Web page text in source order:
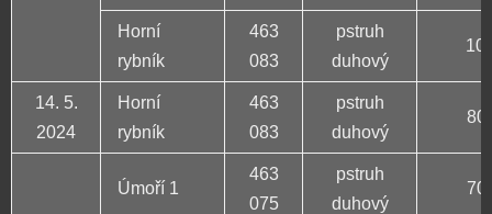
Horní
rybník
463
083
pstruh
duhový
10
14. 5.
2024
Horní
rybník
463
083
pstruh
duhový
80
Úmoří 1
463
075
pstruh
duhový
70